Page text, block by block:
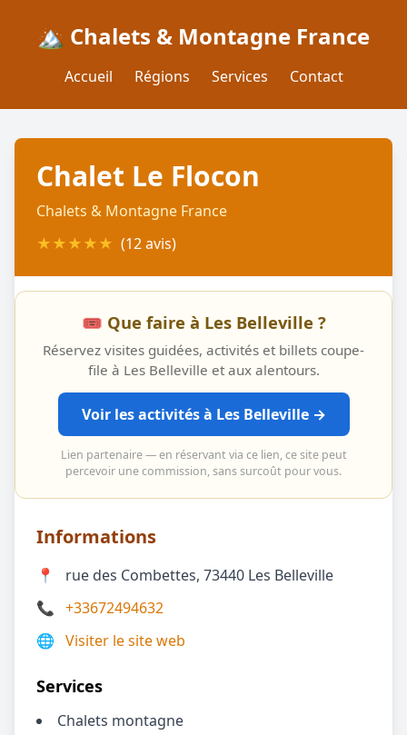
🏔️ Chalets & Montagne France
Accueil Régions Services Contact
Chalet Le Flocon
Chalets & Montagne France
★★★★★ (12 avis)
🎟️ Que faire à Les Belleville ?
Réservez visites guidées, activités et billets coupe-
file à Les Belleville et aux alentours.
Voir les activités à Les Belleville →
Lien partenaire — en réservant via ce lien, ce site peut
percevoir une commission, sans surcoût pour vous.
Informations
📍
rue des Combettes, 73440 Les Belleville
📞 +33672494632
🌐 Visiter le site web
Services
Chalets montagne